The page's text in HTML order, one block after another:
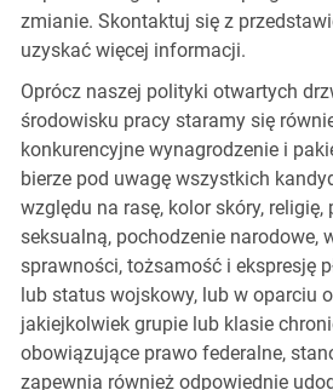
zmianie. Skontaktuj się z
uzyskać więcej informacji.
Oprócz naszej polityki otwartych
środowisku pracy staramy się
konkurencyjne wynagrodzenie i
bierze pod uwagę wszystkich
względu na rasę, kolor skóry, religię,
seksualną, pochodzenie narodowe,
sprawności, tożsamość i ekspresję
lub status wojskowy, lub w oparciu
jakiejkolwiek grupie lub klasie
obowiązujące prawo federalne,
zapewnia również odpowiednie